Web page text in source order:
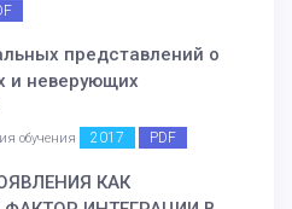
представлений о
и неверующих
обучения 2017 PDF
КАК